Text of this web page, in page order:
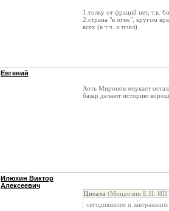
1.толку от фраций нет, т.к.
2.страна "в огне", кругом
всех (в т.ч. и пчёл)
Евгений
Хоть Миронов мяукает
базар делают историю
Илюхин Виктор
Алексеевич
Цитата (Миндолин Е.Н. ИП
сегодняшним и за́втрашним